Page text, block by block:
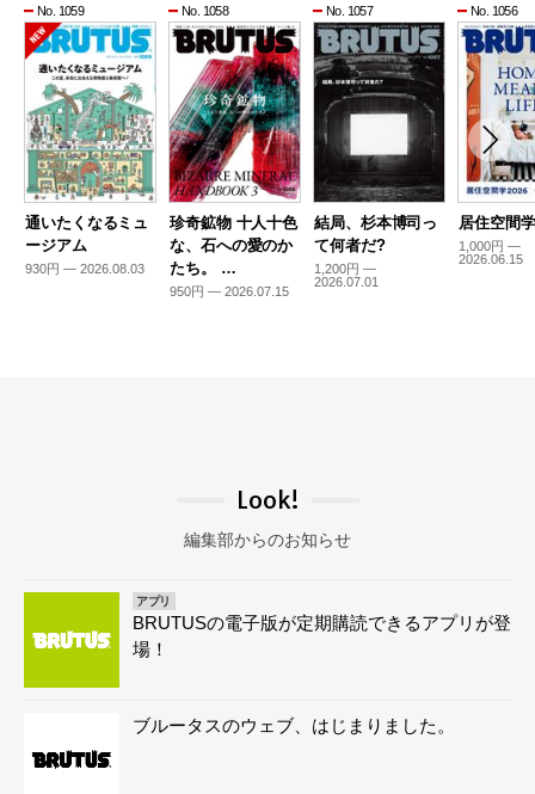
No. 1059
通いたくなるミュ
ージアム
930円 — 2026.08.03
No. 1058
珍奇鉱物 十人十色
な、石への愛のか
たち。 …
950円 — 2026.07.15
No. 1057
結局、杉本博司っ
て何者だ?
1,200円 —
2026.07.01
No. 1056
居住空間
1,000円 —
2026.06.15
Look!
編集部からのお知らせ
アプリ
BRUTUSの電子版が定期購読できるアプリが登
場！
ブルータスのウェブ、はじまりました。